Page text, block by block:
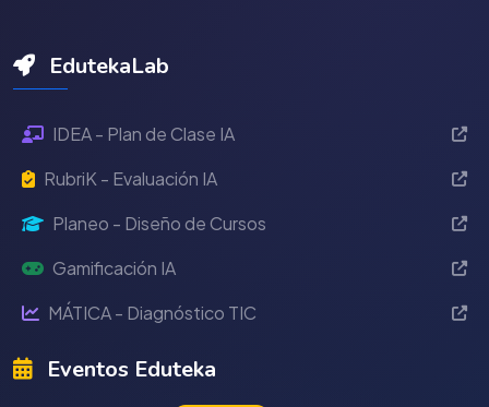
EdutekaLab
IDEA - Plan de Clase IA
RubriK - Evaluación IA
Planeo - Diseño de Cursos
Gamificación IA
MÁTICA - Diagnóstico TIC
Eventos Eduteka